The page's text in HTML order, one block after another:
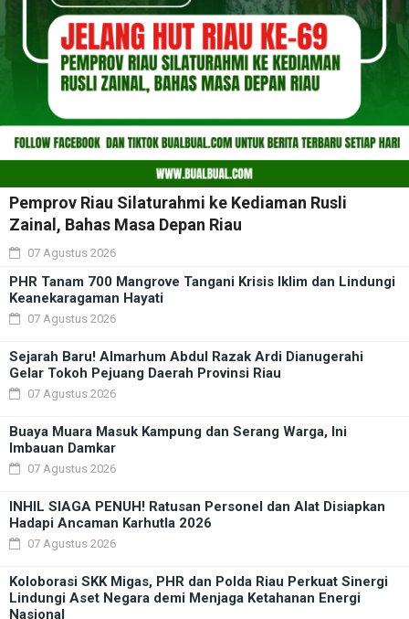
Pemprov Riau Silaturahmi ke Kediaman Rusli
Zainal, Bahas Masa Depan Riau
07 Agustus 2026
PHR Tanam 700 Mangrove Tangani Krisis Iklim dan Lindungi
Keanekaragaman Hayati
07 Agustus 2026
Sejarah Baru! Almarhum Abdul Razak Ardi Dianugerahi
Gelar Tokoh Pejuang Daerah Provinsi Riau
07 Agustus 2026
Buaya Muara Masuk Kampung dan Serang Warga, Ini
Imbauan Damkar
07 Agustus 2026
INHIL SIAGA PENUH! Ratusan Personel dan Alat Disiapkan
Hadapi Ancaman Karhutla 2026
07 Agustus 2026
Koloborasi SKK Migas, PHR dan Polda Riau Perkuat Sinergi
Lindungi Aset Negara demi Menjaga Ketahanan Energi
Nasional